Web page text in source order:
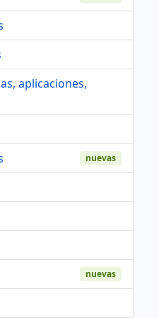
aplicaciones,
nuevas
nuevas